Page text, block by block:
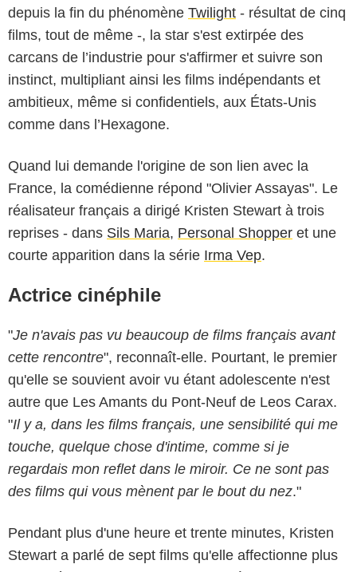
depuis la fin du phénomène Twilight - résultat de cinq
films, tout de même -, la star s'est extirpée des
carcans de l’industrie pour s'affirmer et suivre son
instinct, multipliant ainsi les films indépendants et
ambitieux, même si confidentiels, aux États-Unis
comme dans l’Hexagone.
Quand lui demande l'origine de son lien avec la
France, la comédienne répond "Olivier Assayas". Le
réalisateur français a dirigé Kristen Stewart à trois
reprises - dans Sils Maria, Personal Shopper et une
courte apparition dans la série Irma Vep.
Actrice cinéphile
"Je n'avais pas vu beaucoup de films français avant
cette rencontre", reconnaît-elle. Pourtant, le premier
qu'elle se souvient avoir vu étant adolescente n'est
autre que Les Amants du Pont-Neuf de Leos Carax.
"Il y a, dans les films français, une sensibilité qui me
touche, quelque chose d'intime, comme si je
regardais mon reflet dans le miroir. Ce ne sont pas
des films qui vous mènent par le bout du nez."
Pendant plus d'une heure et trente minutes, Kristen
Stewart a parlé de sept films qu'elle affectionne plus